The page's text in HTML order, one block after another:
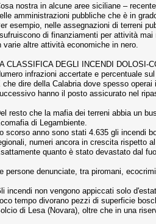
nostra in alcune aree siciliane –
amministrazioni pubbliche che è in
esempio, nelle assegnazioni di terreni
di finanziamenti per attività
varie altre attività economiche in nero.
CLASSIFICA DEGLI INCENDI DOLOSI-
infrazioni accertate e percentuale
che dire della Calabria dove spesso
hanno il posto assicurato nel
resto che la mafia dei terreni abbia un
di Legambiente.
scorso anno sono stati 4.635 gli incendi
numeri ancora in crescita rispetto
quanto è stato devastato dal
persone denunciate, tra piromani,
incendi non vengono appiccati solo
tempo divorano pezzi di superficie
di Lesa (Novara), oltre che in una